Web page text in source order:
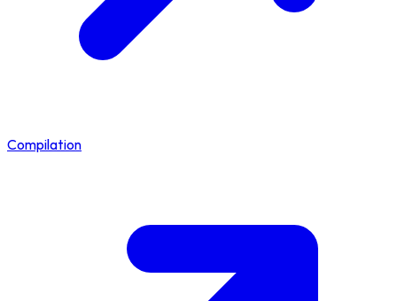
Compilation